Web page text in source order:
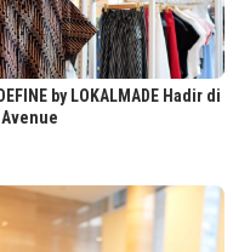
by LOKALMADE Hadir di
Avenue